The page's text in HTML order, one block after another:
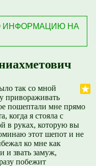
ИНФОРМАЦИЮ НА
так со мной
привораживать
пошептали мне прямо
когда я стояла с
в руках, которую вы
этот шепот и не
ко мне как
и звать замуж,
побежит